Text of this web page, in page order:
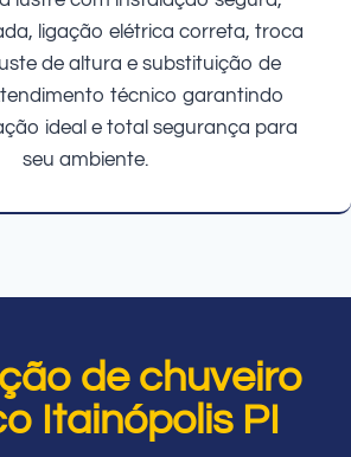
ligação elétrica correta, troca
de altura e substituição de
técnico garantindo
ideal e total segurança para
seu ambiente.
de chuveiro
Itainópolis PI